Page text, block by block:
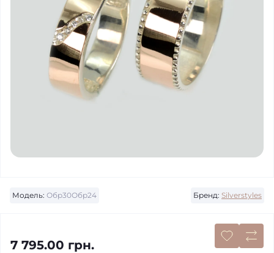
Модель: Обр30Обр24 Бренд: Silverstyles
7 795.00 грн.